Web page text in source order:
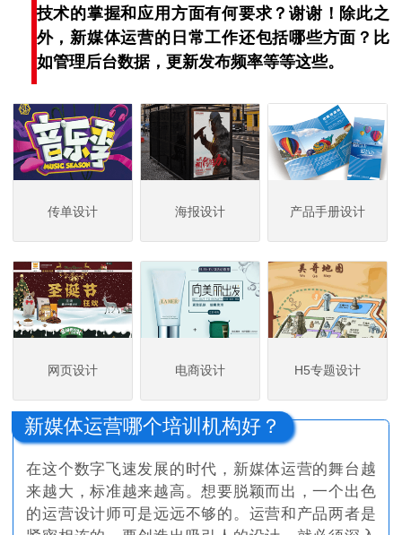
技术的掌握和应用方面有何要求？谢谢！除此之
外，新媒体运营的日常工作还包括哪些方面？比
如管理后台数据，更新发布频率等等这些。
传单设计 海报设计 产品手册设计
网页设计 电商设计 H5专题设计
新媒体运营哪个培训机构好？
在这个数字飞速发展的时代，新媒体运营的舞台越
来越大，标准越来越高。想要脱颖而出，一个出色
的运营设计师可是远远不够的。运营和产品两者是